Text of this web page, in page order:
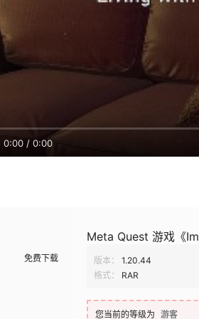
0:00 / 0:00
免费下载
Meta Quest 游戏《
版本：
1.20.44
格式：
RAR
您当前的等级为 游客